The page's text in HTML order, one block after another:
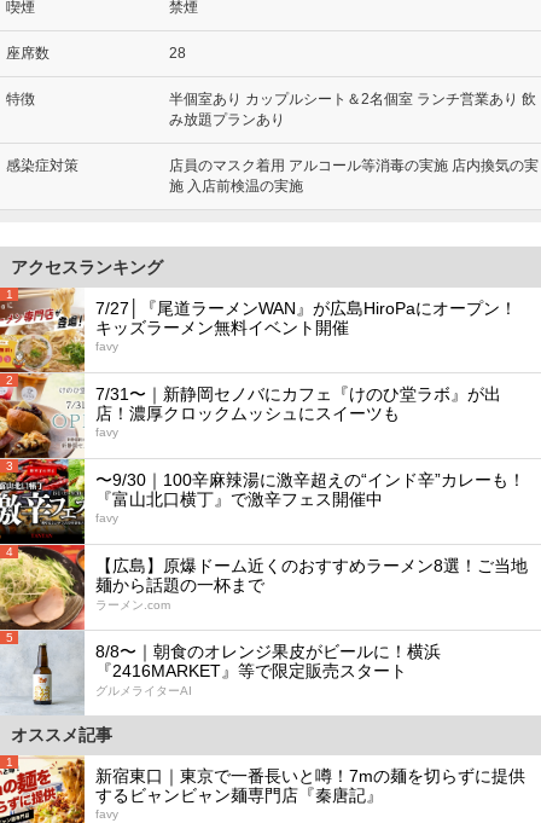
喫煙 禁煙
座席数 28
特徴
半個室あり カップルシート＆2名個室 ランチ営業あり 飲
み放題プランあり
感染症対策
店員のマスク着用 アルコール等消毒の実施 店内換気の実
施 入店前検温の実施
アクセスランキング
1
7/27│『尾道ラーメンWAN』が広島HiroPaにオープン！
キッズラーメン無料イベント開催
favy
2
7/31〜｜新静岡セノバにカフェ『けのひ堂ラボ』が出
店！濃厚クロックムッシュにスイーツも
favy
3
〜9/30｜100辛麻辣湯に激辛超えの“インド辛”カレーも！
『富山北口横丁』で激辛フェス開催中
favy
4
【広島】原爆ドーム近くのおすすめラーメン8選！ご当地
麺から話題の一杯まで
ラーメン.com
5
8/8〜｜朝食のオレンジ果皮がビールに！横浜
『2416MARKET』等で限定販売スタート
グルメライターAI
オススメ記事
1
新宿東口｜東京で一番長いと噂！7mの麺を切らずに提供
するビャンビャン麺専門店『秦唐記』
favy